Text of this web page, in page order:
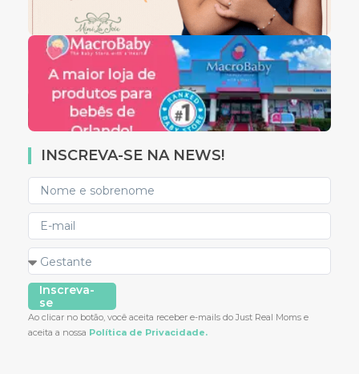
INSCREVA-SE NA NEWS!
Inscreva-
se
Ao clicar no botão, você aceita receber e-mails do Just Real Moms e
aceita a nossa Política de Privacidade.